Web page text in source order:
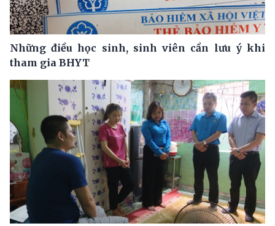
Những điều học sinh, sinh viên cần lưu ý khi
tham gia BHYT